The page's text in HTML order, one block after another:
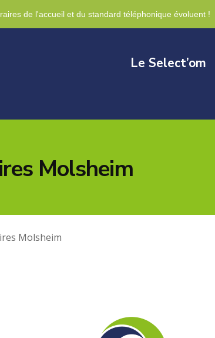
de l'accueil et du standard téléphonique évoluent !
Le Select’om
Molsheim
Molsheim